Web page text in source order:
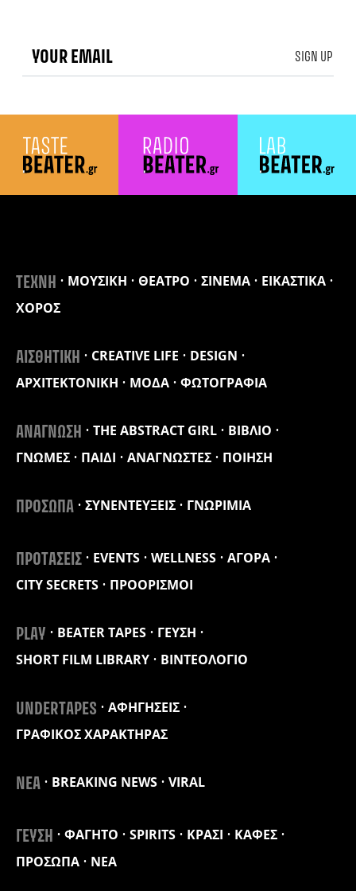
ΤΕΧΝΗ ΜΟΥΣΙΚΗ ΘΕΑΤΡΟ ΣΙΝΕΜΑ
ΕΙΚΑΣΤΙΚΑ
ΧΟΡΟΣ
ΑΙΣΘΗΤΙΚΗ CREATIVE LIFE
DESIGN
ΑΡΧΙΤΕΚΤΟΝΙΚΗ
ΜΟΔΑ ΦΩΤΟΓΡΑΦΙΑ
ΑΝΑΓΝΩΣΗ THE ABSTRACT GIRL
ΒΙΒΛΙΟ
ΓΝΩΜΕΣ
ΠΑΙΔΙ ΑΝΑΓΝΩΣΤΕΣ ΠΟΙΗΣΗ
ΠΡΟΣΩΠΑ ΣΥΝΕΝΤΕΥΞΕΙΣ ΓΝΩΡΙΜΙΑ
ΠΡΟΤΑΣΕΙΣ EVENTS WELLNESS
ΑΓΟΡΑ
CITY SECRETS
ΠΡΟΟΡΙΣΜΟΙ
PLAY BEATER TAPES
ΓΕΥΣΗ
SHORT FILM LIBRARY
ΒΙΝΤΕΟΛΟΓΙΟ
UNDERTAPES
ΑΦΗΓΗΣΕΙΣ
ΓΡΑΦΙΚΟΣ ΧΑΡΑΚΤΗΡΑΣ
ΝΕΑ BREAKING NEWS VIRAL
ΓΕΥΣΗ ΦΑΓΗΤΟ SPIRITS ΚΡΑΣΙ
ΚΑΦΕΣ
ΠΡΟΣΩΠΑ
ΝΕΑ
SIGN UP